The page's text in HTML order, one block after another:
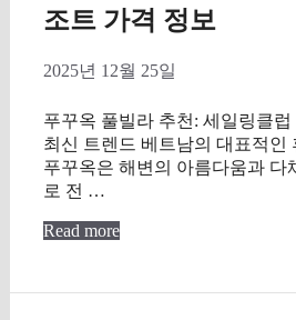
조트 가격 정보
2025년 12월 25일
푸꾸옥 풀빌라 추천: 세일링클
최신 트렌드 베트남의 대표적인
푸꾸옥은 해변의 아름다움과 다
로 전 …
Read more